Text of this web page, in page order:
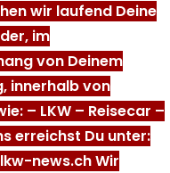
wir laufend Deine
im
von Deinem
innerhalb von
– LKW – Reisecar –
erreichst Du unter:
news.ch Wir